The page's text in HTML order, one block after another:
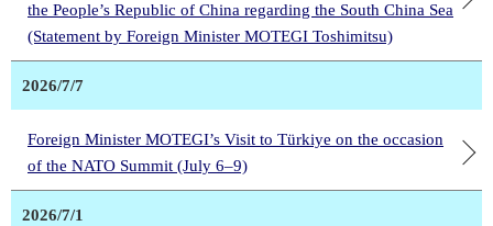
the People’s Republic of China regarding the South China Sea
(Statement by Foreign Minister MOTEGI Toshimitsu)
2026/7/7
Foreign Minister MOTEGI’s Visit to Türkiye on the occasion
of the NATO Summit (July 6–9)
2026/7/1